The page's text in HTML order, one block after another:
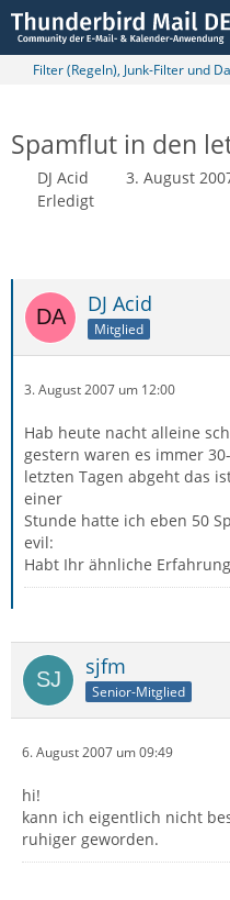
Filter (Regeln), Junk-Filter und
Spamflut in den
DJ Acid 3. August
Erledigt
DJ Acid
Mitglied
3. August 2007 um 12:00
Hab heute nacht alleine
gestern waren es immer
letzten Tagen abgeht das
einer
Stunde hatte ich eben 50
evil:
Habt Ihr ähnliche
sjfm
Senior-Mitglied
6. August 2007 um 09:49
hi!
kann ich eigentlich nicht
ruhiger geworden.